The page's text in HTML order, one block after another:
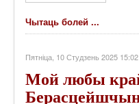
Чытаць болей ...
Пятніца, 10 Студзень 2025 15:02
Мой любы